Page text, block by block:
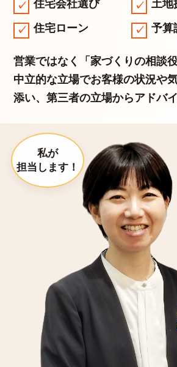
住宅会社選び
土地
住宅ローン
予算
営業ではなく「家づくりの相談役
中立的な立場でお客様の状況や
添い、第三者の立場からアドバイ
私が
担当します！